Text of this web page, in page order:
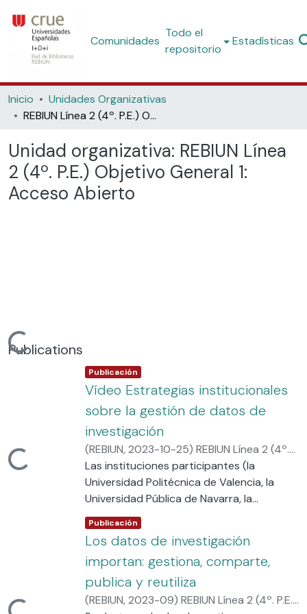
Comunidades
Todo el
repositorio
Estadísticas
Inicio
Unidades Organizativas
REBIUN Línea 2 (4º. P.E.) Objetivo General 1: Acceso Abierto
Unidad organizativa: REBIUN Línea
2 (4º. P.E.) Objetivo General 1:
Acceso Abierto
Cargando...
Publications
Cargando...
Item type:
Publicación ,
Vídeo Estrategias institucionales
sobre la gestión de datos de
investigación
(REBIUN, 2023-10-25) REBIUN Línea 2 (4º.
P.E.) Objetivo General 1: Acceso Abierto
Las instituciones participantes (la
Universidad Politécnica de Valencia, la
Universidad Pública de Navarra, la
Universidad de Alcalá, la Universidad Pablo
Olavide y el CSIC) exponen sus estrategias
y buenas prácticas en la gestión de los
datos de investigación, como son: el
registro de datos de investigación en el
CRIS institucional, la formación, el
Item type:
Publicación ,
Los datos de investigación
importan: gestiona, comparte,
publica y reutiliza
(REBIUN, 2023-09) REBIUN Línea 2 (4º. P.E.)